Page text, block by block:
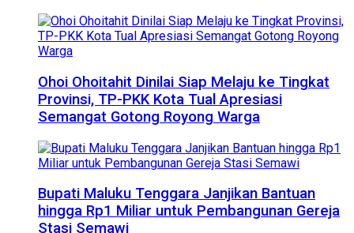
Ohoi Ohoitahit Dinilai Siap Melaju ke Tingkat
Provinsi, TP-PKK Kota Tual Apresiasi
Semangat Gotong Royong Warga
Bupati Maluku Tenggara Janjikan Bantuan
hingga Rp1 Miliar untuk Pembangunan Gereja
Stasi Semawi